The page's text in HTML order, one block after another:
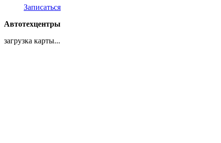
Записаться
Автотехцентры
загрузка карты...